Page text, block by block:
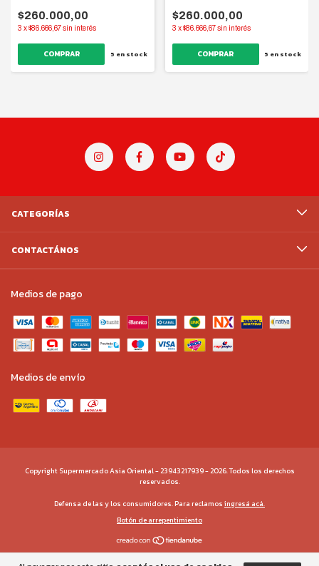
$260.000,00
3 x$86.666,67sin interés
5 en stock
$260.000,00
3 x$86.666,67 sin interés
5 en stock
CATEGORÍAS
CONTACTÁNOS
Medios de pago
Medios de envío
Copyright Supermercado Asia Oriental - 23943217939 - 2026. Todos los derechos
reservados.
Defensa de las y los consumidores. Para reclamos ingresá acá.
Botón de arrepentimiento